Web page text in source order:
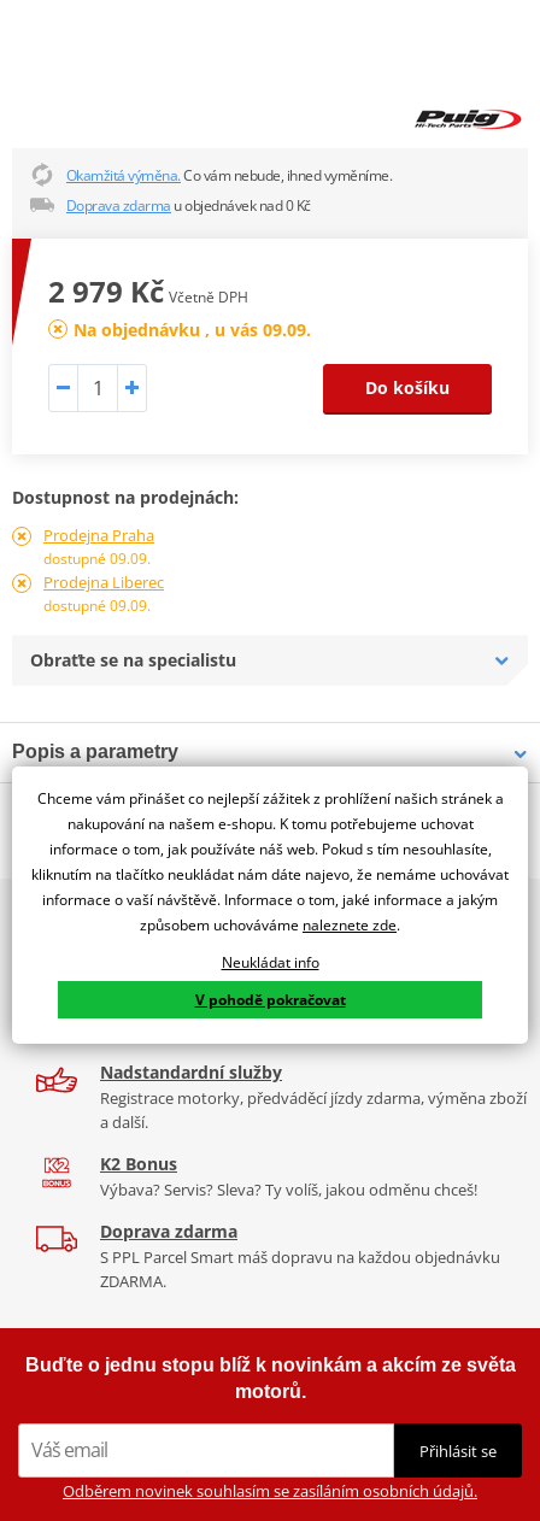
Okamžitá výměna.Co vám nebude, ihned vyměníme.
Doprava zdarma u objednávek nad 0 Kč
2 979 Kč Včetně DPH
Na objednávku , u vás 09.09.
Do košíku
Dostupnost na prodejnách:
Prodejna Praha
dostupné 09.09.
Prodejna Liberec
dostupné 09.09.
Obraťte se na specialistu
Popis a parametry
Jsme autorizovaný
dealer značky PUIG
LICENSE SUPPORT SUZUKI GSX-R250R 17' C/BLACK
Tabulka velikostí
Co když mi to nebude
Mounting tips
PDF Homologation
PUIG byl založen v roce 1964 ve Španělsku. Vyrábí se ve městě
Granollers poblíž Barcelony na ploše 8 000 m² v objektu, který se
let se účastní nejslavnějších závodů motocyklů po celém světě. V
naší nabídce naleznete doplňky a příslušenství například: plexi,
Zobrazit všechny produktyznačky PUIG
2x multibrand showroom
9 značek motocyklů, servis, oblečení, doplňky i náhradní
díly, to vše v Praze a Liberci
Více než 30 let zkušeností
Nadstandardní služby
Registrace motorky, předváděcí jízdy zdarma, výměna zboží
a další.
K2 Bonus
Výbava? Servis? Sleva? Ty volíš, jakou odměnu chceš!
Doprava zdarma
S PPL Parcel Smart máš dopravu na každou objednávku
ZDARMA.
Buďte o jednu stopu blíž k novinkám a akcím ze světa
motorů.
Přihlásit se
Odběrem novinek souhlasím se zasíláním osobních údajů.
Chceme vám přinášet co nejlepší zážitek z prohlížení našich stránek a
nakupování na našem e-shopu. K tomu potřebujeme uchovat
informace o tom, jak používáte náš web. Pokud s tím nesouhlasíte,
kliknutím na tlačítko neukládat nám dáte najevo, že nemáme uchovávat
informace o vaší návštěvě. Informace o tom, jaké informace a jakým
způsobem uchováváme naleznete zde.
Neukládat info
V pohodě pokračovat